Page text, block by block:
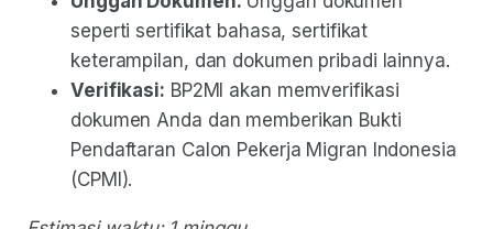
seperti sertifikat bahasa, sertifikat
keterampilan, dan dokumen pribadi lainnya.
Verifikasi: BP2MI akan memverifikasi
dokumen Anda dan memberikan Bukti
Pendaftaran Calon Pekerja Migran Indonesia
(CPMI).